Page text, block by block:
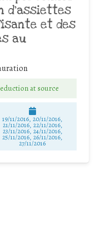
d’assiettes
et des
au
at source
19/11/2016, 20/11/2016,
21/11/2016, 22/11/2016,
23/11/2016, 24/11/2016,
25/11/2016, 26/11/2016,
27/11/2016